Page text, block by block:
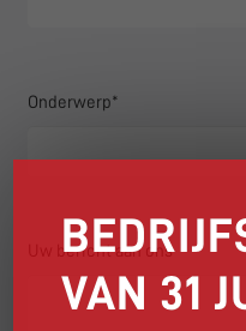
Onderwerp*
Uw bericht aan ons
VAN 31